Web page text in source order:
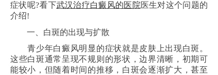
症状呢?看下武汉治疗白癜风的医院医生对这个问题的
介绍!
一、白斑的出现与扩散
青少年白癜风明显的症状就是皮肤上出现白斑。
这些白斑通常呈现不规则的形状，边界清晰，初期可
能较小，但随着时间的推移，白斑会逐渐扩大，甚至